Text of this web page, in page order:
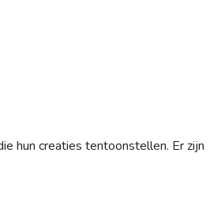
hun creaties tentoonstellen. Er zijn